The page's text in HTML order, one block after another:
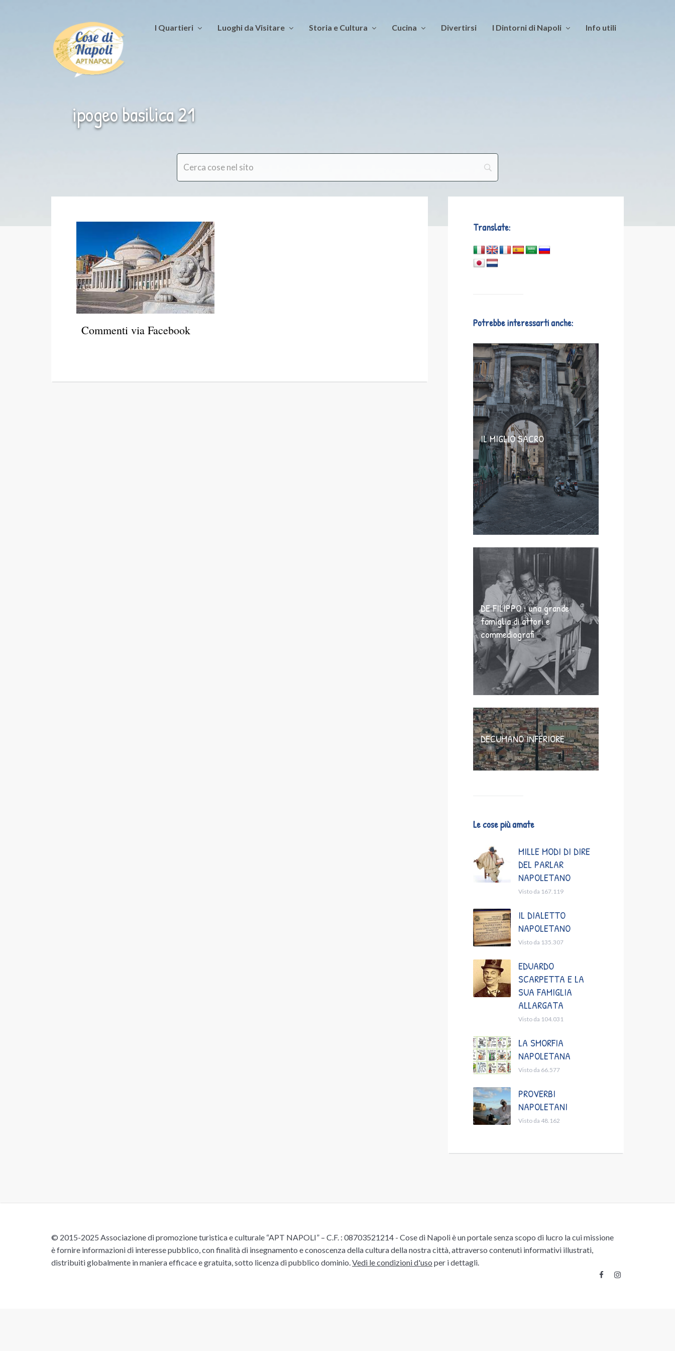
I Quartieri Luoghi da Visitare Storia e Cultura Cucina Divertirsi I Dintorni di Napoli Info utili
ipogeo basilica 21
Commenti via Facebook
Translate:
Potrebbe interessarti anche:
IL MIGLIO SACRO
DE FILIPPO : una grande
famiglia di attori e
commediografi
DECUMANO INFERIORE
Le cose più amate
MILLE MODI DI DIRE
DEL PARLAR
NAPOLETANO
Visto da 167.119
IL DIALETTO
NAPOLETANO
Visto da 135.307
EDUARDO
SCARPETTA E LA
SUA FAMIGLIA
ALLARGATA
Visto da 104.031
LA SMORFIA
NAPOLETANA
Visto da 66.577
PROVERBI
NAPOLETANI
Visto da 48.162
© 2015-2025 Associazione di promozione turistica e culturale “APT NAPOLI” – C.F. : 08703521214 - Cose di Napoli è un portale senza scopo di lucro la cui missione
è fornire informazioni di interesse pubblico, con finalità di insegnamento e conoscenza della cultura della nostra città, attraverso contenuti informativi illustrati,
distribuiti globalmente in maniera efficace e gratuita, sotto licenza di pubblico dominio.Vedi le condizioni d'uso per i dettagli.